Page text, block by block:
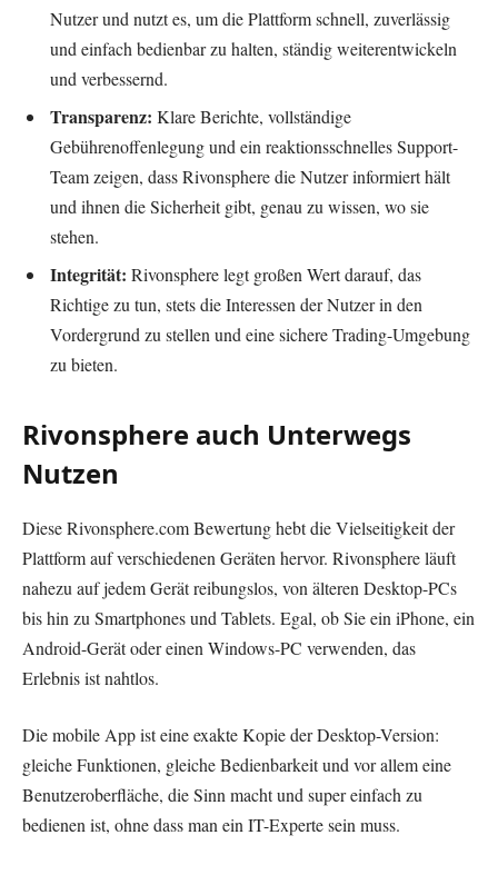
Nutzer und nutzt es, um die Plattform schnell, zuverlässig
und einfach bedienbar zu halten, ständig weiterentwickeln
und verbessernd.
Transparenz: Klare Berichte, vollständige
Gebührenoffenlegung und ein reaktionsschnelles Support-
Team zeigen, dass Rivonsphere die Nutzer informiert hält
und ihnen die Sicherheit gibt, genau zu wissen, wo sie
stehen.
Integrität: Rivonsphere legt großen Wert darauf, das
Richtige zu tun, stets die Interessen der Nutzer in den
Vordergrund zu stellen und eine sichere Trading-Umgebung
zu bieten.
Rivonsphere auch Unterwegs
Nutzen
Diese Rivonsphere.com Bewertung hebt die Vielseitigkeit der
Plattform auf verschiedenen Geräten hervor. Rivonsphere läuft
nahezu auf jedem Gerät reibungslos, von älteren Desktop-PCs
bis hin zu Smartphones und Tablets. Egal, ob Sie ein iPhone, ein
Android-Gerät oder einen Windows-PC verwenden, das
Erlebnis ist nahtlos.
Die mobile App ist eine exakte Kopie der Desktop-Version:
gleiche Funktionen, gleiche Bedienbarkeit und vor allem eine
Benutzeroberfläche, die Sinn macht und super einfach zu
bedienen ist, ohne dass man ein IT-Experte sein muss.